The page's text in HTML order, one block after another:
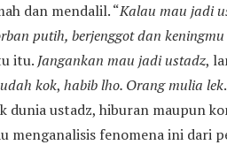
dan mendalil. “Kalau mau jadi
putih, berjenggot dan
itu. Jangankan mau jadi ustadz,
kok, habib lho. Orang mulia lek
dunia ustadz, hiburan maupun
menganalisis fenomena ini dari